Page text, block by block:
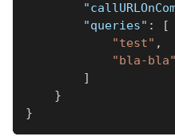
"queries" :
[
"test" ,
"bla-bla"
]
}
}